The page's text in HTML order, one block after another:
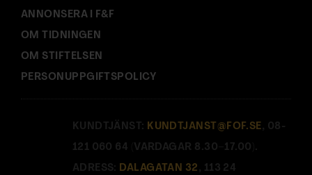
ANNONSERA I F&F
OM TIDNINGEN
OM STIFTELSEN
PERSONUPPGIFTSPOLICY
KUNDTJÄNST: KUNDTJANST@FOF.SE , 08-
121 060 64 (VARDAGAR 8.30–17.00).
ADRESS: DALAGATAN 32 , 113 24